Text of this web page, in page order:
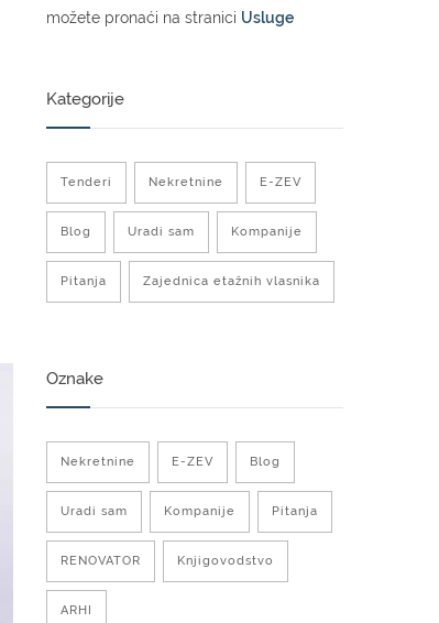
možete pronaći na stranici Usluge
Kategorije
Tenderi Nekretnine E-ZEV
Blog Uradi sam Kompanije
Pitanja Zajednica etažnih vlasnika
Oznake
Nekretnine E-ZEV Blog
Uradi sam Kompanije Pitanja
RENOVATOR Knjigovodstvo
ARHI